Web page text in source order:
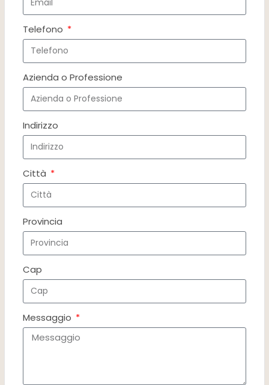
Telefono
Azienda o Professione
Indirizzo
Città
Provincia
Cap
Messaggio